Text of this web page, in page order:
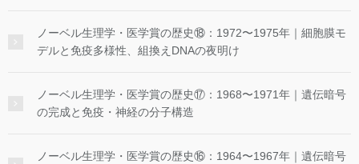
ノーベル生理学・医学賞の歴史⑱：1972〜1975年｜細胞膜モ
デルと免疫多様性、組換えDNAの夜明け
ノーベル生理学・医学賞の歴史⑰：1968〜1971年｜遺伝暗号
の完成と免疫・神経の分子構造
ノーベル生理学・医学賞の歴史⑯：1964〜1967年｜遺伝暗号